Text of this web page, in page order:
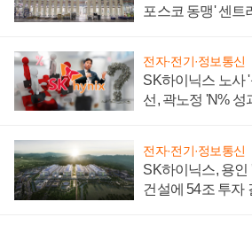
포스코 동맹' 센트
전자·전기·정보통신
SK하이닉스 노사
선, 곽노정 'N% 성
전자·전기·정보통신
SK하이닉스, 용인
건설에 54조 투자